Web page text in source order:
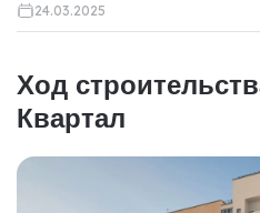
24.03.2025
Ход
Квартал